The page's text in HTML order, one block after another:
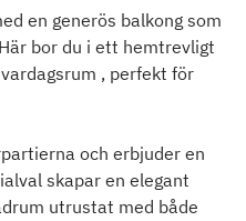
en generös balkong som
bor du i ett hemtrevligt
, perfekt för
och erbjuder en
skapar en elegant
utrustat med både